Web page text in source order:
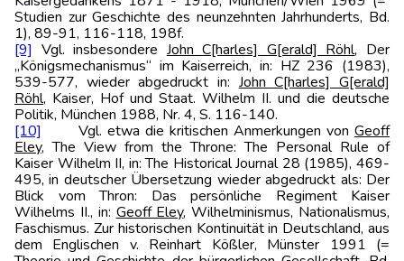
Studien zur Geschichte des neunzehnten Jahrhunderts, Bd.
1), 89-91, 116-118, 198f.
[9] Vgl. insbesondere John C[harles] G[erald] Röhl, Der
„Königsmechanismus“ im Kaiserreich, in: HZ 236 (1983),
539-577, wieder abgedruckt in: John C[harles] G[erald]
Röhl, Kaiser, Hof und Staat. Wilhelm II. und die deutsche
Politik, München 1988, Nr. 4, S. 116-140.
[10] Vgl. etwa die kritischen Anmerkungen von Geoff
Eley, The View from the Throne: The Personal Rule of
Kaiser Wilhelm II, in: The Historical Journal 28 (1985), 469-
495, in deutscher Übersetzung wieder abgedruckt als: Der
Blick vom Thron: Das persönliche Regiment Kaiser
Wilhelms II., in: Geoff Eley, Wilhelminismus, Nationalismus,
Faschismus. Zur historischen Kontinuität in Deutschland, aus
dem Englischen v. Reinhart Kößler, Münster 1991 (=